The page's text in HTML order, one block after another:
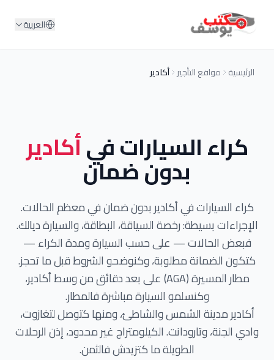
مواقع التأجير أكادير
السيارات فيأكادير
بدون ضمان
في أكادير بدون ضمان في معظم الحالات.
بسيطة: رخصة السياقة، البطاقة، والسيارة ديالك.
الحالات — على حسب السيارة ومدة الكراء —
الضمانة مطلوبة، وكنوضحو الشروط قبل ما تحجز.
مطار المسيرة (AGA) على بعد دقائق من وسط أكادير،
وكنسلمو السيارة مباشرة فالمطار.
مدينة الشمس والشاطئ، ومنها كتوصل لتغازوت،
وتارودانت. الكيلومتراج غير محدود، إذن الرحلات
الطويلة ما كتزيدش فالثمن.